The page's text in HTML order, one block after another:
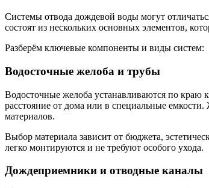
Системы отвода дождевой воды могут
состоят из нескольких основных элементов,
Разберём ключевые компоненты и виды систем:
Водосточные желоба и трубы
Водосточные желоба устанавливаются по краю
расстояние от дома или в специальные
материалов.
Выбор материала зависит от бюджета,
легко монтируются и не требуют особого ухода.
Дождеприемники и отводные каналы